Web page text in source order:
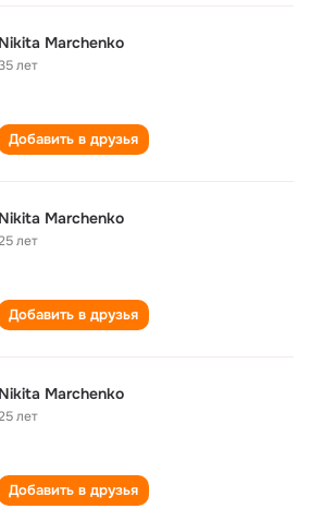
Nikita Marchenko
лет
Добавить в друзья
Nikita Marchenko
лет
Добавить в друзья
Nikita Marchenko
лет
Добавить в друзья